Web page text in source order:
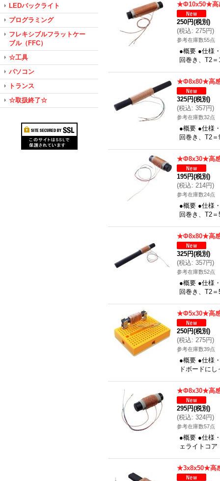
LEDバックライト
プログラミング
フレキシブルフラットケー
ブル（FFC）
☆工具
パソコン
トランス
☆取扱終了☆
★Φ10x50★高
250円(税別)
(税込: 275円)
参考在庫数55点
●概要 ●仕様
回巻き、T2
★Φ8x80★高
325円(税別)
(税込: 357円)
参考在庫数32点
●概要 ●仕様
回巻き、T2
★Φ8x30★高
195円(税別)
(税込: 214円)
参考在庫数24点
●概要 ●仕様
回巻き、T2
★Φ8x80★高
325円(税別)
(税込: 357円)
参考在庫数52点
●概要 ●仕様
回巻き、T2
★Φ5x30★高
250円(税別)
(税込: 275円)
参考在庫数39点
●概要 ●仕様
ドボードに
★Φ8x30★高
295円(税別)
(税込: 324円)
参考在庫数57点
●概要 ●仕様
ェライトコ
★3x8x50★高